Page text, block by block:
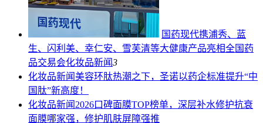
国药现代携浦秀、蓝
生、闪利美、幸仁安、雪芙清等大健康产品亮相全国药
品交易会化妆品新闻3
化妆品新闻美容环肽热潮之下，圣诺以药企标准提升“中
国肽”新高度！
化妆品新闻2026口碑面膜TOP榜单，深层补水修护抗衰
面膜哪家强，修护肌肤屏障强推